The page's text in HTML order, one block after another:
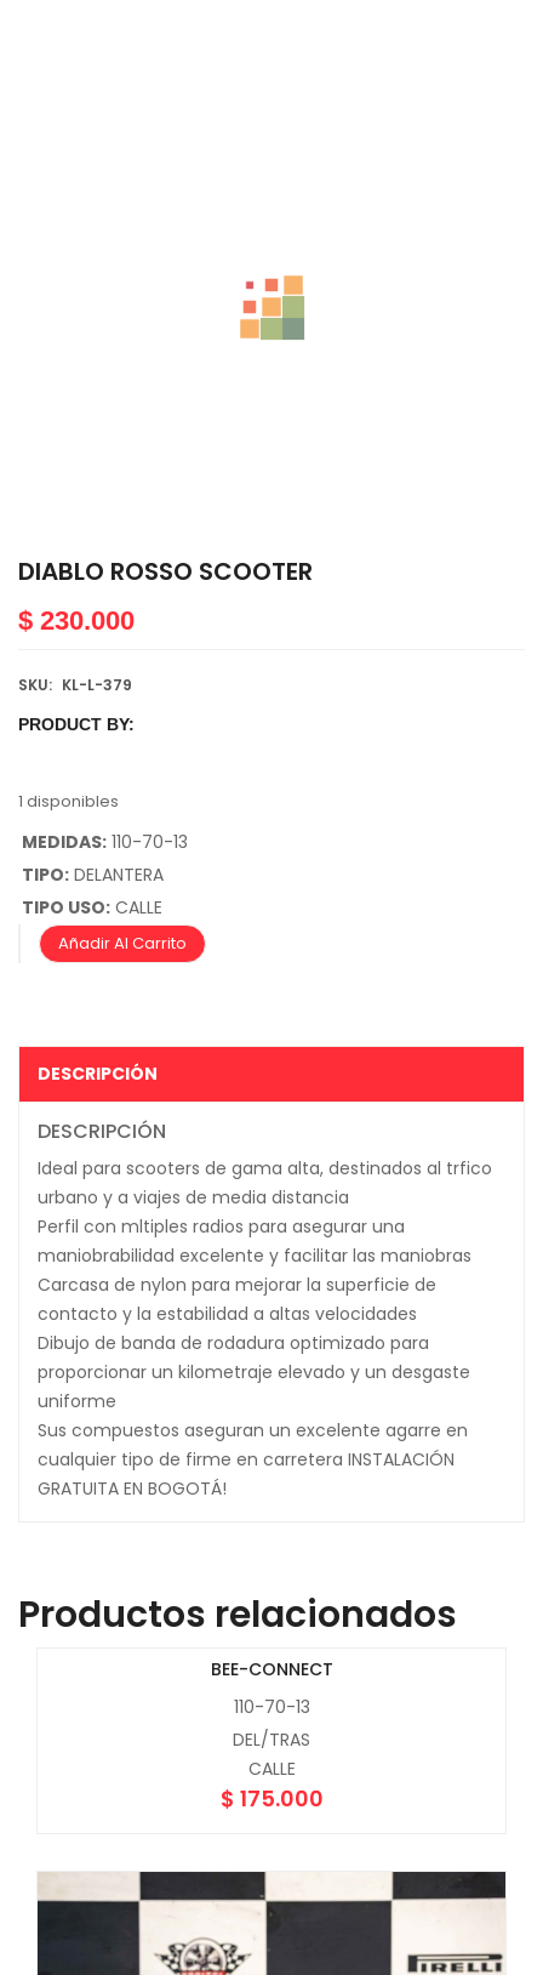
DIABLO ROSSO SCOOTER
$ 230.000
SKU: KL-L-379
PRODUCT BY:
1 disponibles
MEDIDAS: 110-70-13
TIPO: DELANTERA
TIPO USO: CALLE
Añadir Al Carrito
DESCRIPCIÓN
DESCRIPCIÓN
Ideal para scooters de gama alta, destinados al trfico
urbano y a viajes de media distancia
Perfil con mltiples radios para asegurar una
maniobrabilidad excelente y facilitar las maniobras
Carcasa de nylon para mejorar la superficie de
contacto y la estabilidad a altas velocidades
Dibujo de banda de rodadura optimizado para
proporcionar un kilometraje elevado y un desgaste
uniforme
Sus compuestos aseguran un excelente agarre en
cualquier tipo de firme en carretera INSTALACIÓN
GRATUITA EN BOGOTÁ!
Productos relacionados
BEE-CONNECT
110-70-13
DEL/TRAS
CALLE
$ 175.000